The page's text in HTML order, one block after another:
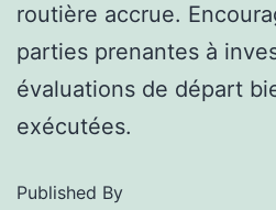
routière accrue.
parties prenantes à
évaluations de départ
exécutées.
Published By